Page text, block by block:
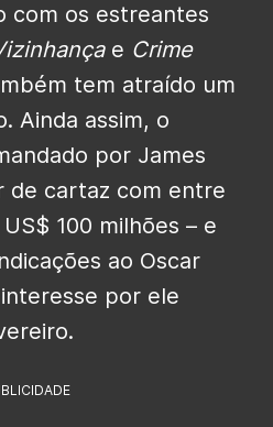
com os estreantes
e Crime
tem atraído um
Ainda assim, o
por James
de cartaz com entre
100 milhões – e
ao Oscar
por ele